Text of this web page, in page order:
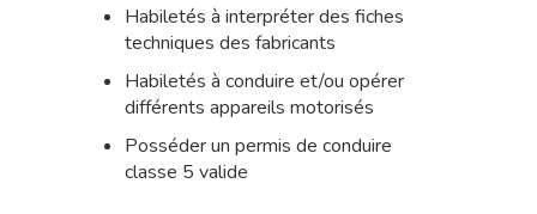
Habiletés à interpréter des fiches
techniques des fabricants
Habiletés à conduire et/ou opérer
différents appareils motorisés
Posséder un permis de conduire
classe 5 valide